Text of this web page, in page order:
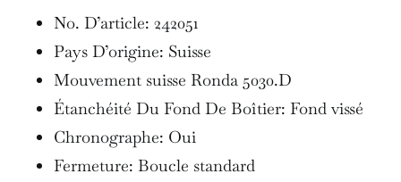
No. D’article: 242051
Pays D’origine: Suisse
Mouvement suisse Ronda 5030.D
Étanchéité Du Fond De Boîtier: Fond vissé
Chronographe: Oui
Fermeture: Boucle standard